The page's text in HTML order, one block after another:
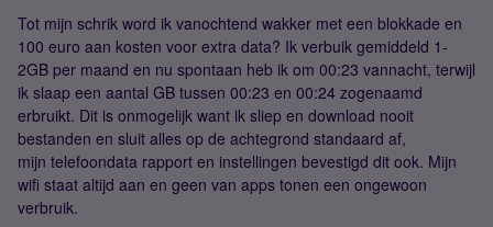
Tot mijn schrik word ik vanochtend wakker met een blokkade en
100 euro aan kosten voor extra data? Ik verbuik gemiddeld 1-
2GB per maand en nu spontaan heb ik om 00:23 vannacht, terwijl
ik slaap een aantal GB tussen 00:23 en 00:24 zogenaamd
erbruikt. Dit is onmogelijk want ik sliep en download nooit
bestanden en sluit alles op de achtegrond standaard af,
mijn telefoondata rapport en instellingen bevestigd dit ook. Mijn
wifi staat altijd aan en geen van apps tonen een ongewoon
verbruik.